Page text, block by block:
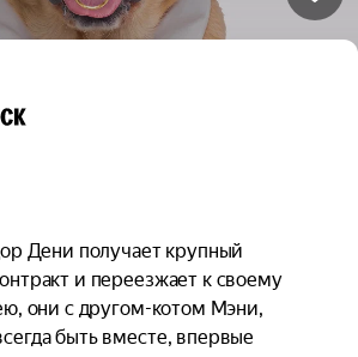
Дени получает крупный
и переезжает к своему
они с другом-котом Мэни,
быть вместе, впервые